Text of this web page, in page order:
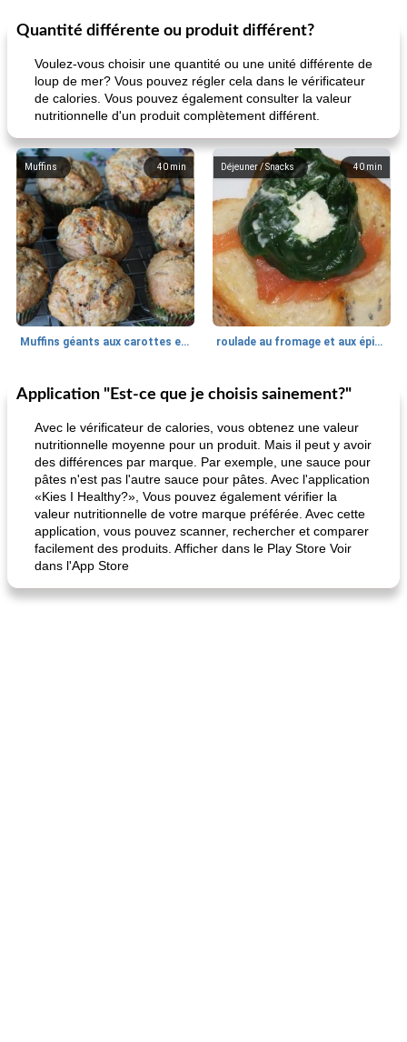
Quantité différente ou produit différent?
Voulez-vous choisir une quantité ou une unité différente de
loup de mer? Vous pouvez régler cela dans le vérificateur
de calories. Vous pouvez également consulter la valeur
nutritionnelle d'un produit complètement différent.
40 min
Muffins
Muffins géants aux carottes et à la banane de Nif
40 min
Déjeuner / Snacks
roulade au fromage et aux épinards
30min
Marques de confiance: recettes et
astuces
fiesta tostadas
Viande et volaille
Application "Est-ce que je choisis sainement?"
Avec le vérificateur de calories, vous obtenez une valeur
nutritionnelle moyenne pour un produit. Mais il peut y avoir
des différences par marque. Par exemple, une sauce pour
pâtes n'est pas l'autre sauce pour pâtes. Avec l'application
«Kies I Healthy?», Vous pouvez également vérifier la
valeur nutritionnelle de votre marque préférée. Avec cette
application, vous pouvez scanner, rechercher et comparer
facilement des produits. Afficher dans le Play Store Voir
dans l'App Store